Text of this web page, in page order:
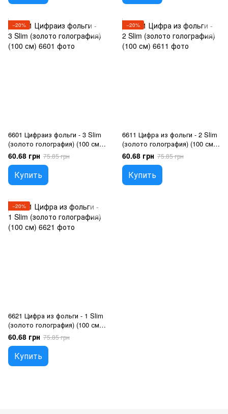
−20%
6601 Цифраиз фольги - 3 Slim
(золото голография) (100 см),
Гелий или воздух
60.68 грн 75.85 грн
Купить
−20%
6611 Цифра из фольги - 2 Slim
(золото голография) (100 см),
Гелий или воздух
60.68 грн 75.85 грн
Купить
−20%
6621 Цифра из фольги - 1 Slim
(золото голография) (100 см),
Гелий или воздух
60.68 грн 75.85 грн
Купить